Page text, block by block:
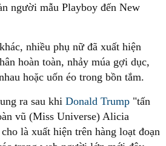
người mẫu Playboy đến New
nhiều phụ nữ đã xuất hiện
hoàn toàn, nhảy múa gợi dục,
hoặc uốn éo trong bồn tắm.
ra sau khi Donald Trump "tấn
vũ (Miss Universe) Alicia
là xuất hiện trên hàng loạt đoạn